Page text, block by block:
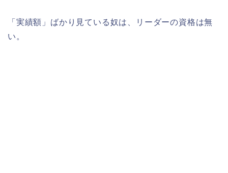
「実績額」ばかり見ている奴は、リーダーの資格は無
い。